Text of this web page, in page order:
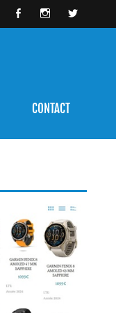
CONTACT